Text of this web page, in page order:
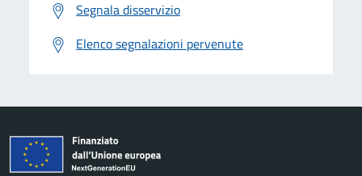
Segnala disservizio
Elenco segnalazioni pervenute